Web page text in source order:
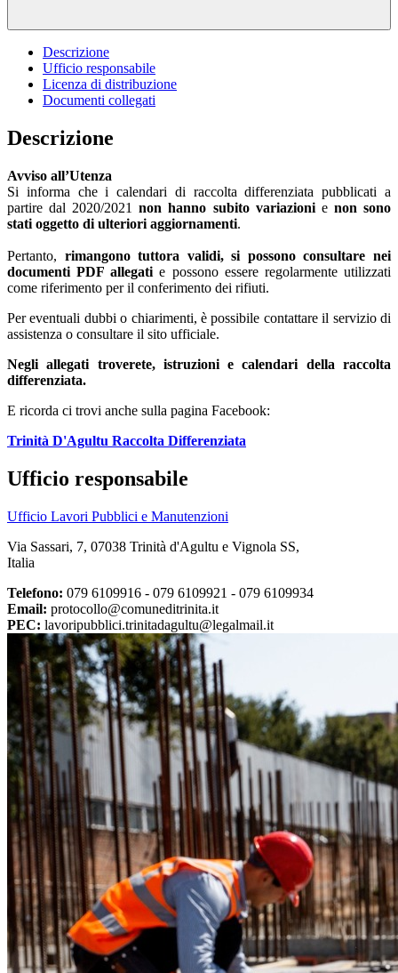
Descrizione
Ufficio responsabile
Licenza di distribuzione
Documenti collegati
Descrizione
Avviso all’Utenza
Si informa che i calendari di raccolta differenziata pubblicati a
partire dal 2020/2021non hanno subito variazionie non sono
stati oggetto di ulteriori aggiornamenti.
Pertanto, rimangono tuttora validi, si possono consultare nei
documenti PDF allegatie possono essere regolarmente utilizzati
come riferimento per il conferimento dei rifiuti.
Per eventuali dubbi o chiarimenti, è possibile contattare il servizio di
assistenza o consultare il sito ufficiale.
Negli allegati troverete, istruzioni e calendari della raccolta
differenziata.
E ricorda ci trovi anche sulla pagina Facebook:
Trinità D'Agultu Raccolta Differenziata
Ufficio responsabile
Ufficio Lavori Pubblici e Manutenzioni
Via Sassari, 7, 07038 Trinità d'Agultu e Vignola SS,
Italia
Telefono: 079 6109916 - 079 6109921 - 079 6109934
Email: protocollo@comuneditrinita.it
PEC: lavoripubblici.trinitadagultu@legalmail.it